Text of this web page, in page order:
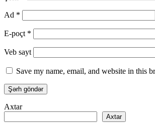
Ad *
E-poçt *
Veb sayt
Save my name, email, and website in this
Axtar
Axtar